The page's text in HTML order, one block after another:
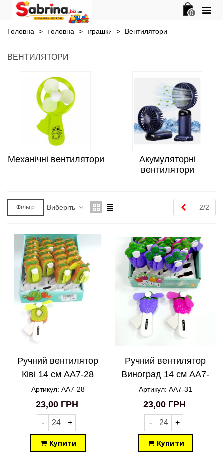
0
Головна > Головна > Іграшки > Вентилятори
ВЕНТИЛЯТОРИ
Механічні вентилятори
Акумуляторні
вентилятори
Фільтр Виберіть 2/2
Ручний вентилятор
Ківі 14 см AA7-28
Артикул: AA7-28
23,00 ГРН
- +
Купити
Ручний вентилятор
Виноград 14 см AA7-
31
Артикул: AA7-31
23,00 ГРН
- +
Купити